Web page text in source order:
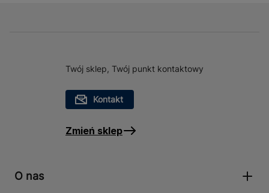
Twój sklep, Twój punkt kontaktowy
Kontakt
Zmień sklep
O nas